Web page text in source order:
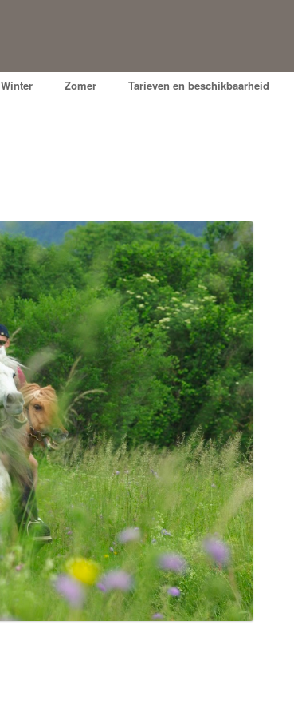
Winter Zomer Tarieven en beschikbaarheid